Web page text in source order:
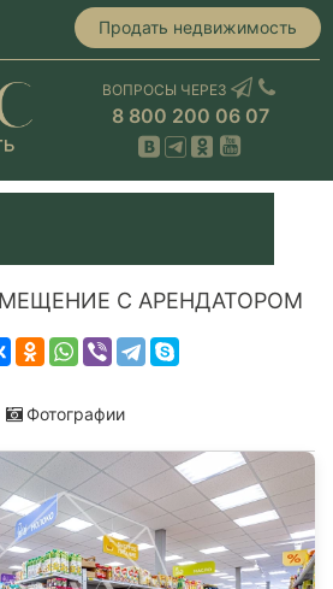
Продать недвижимость
ВОПРОСЫ ЧЕРЕЗ
8 800 200 06 07
С АРЕНДАТОРОМ
Фотографии